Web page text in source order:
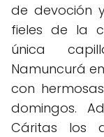
de devoción
fieles de la
única
Namuncurá
con
domingos.
Cáritas los